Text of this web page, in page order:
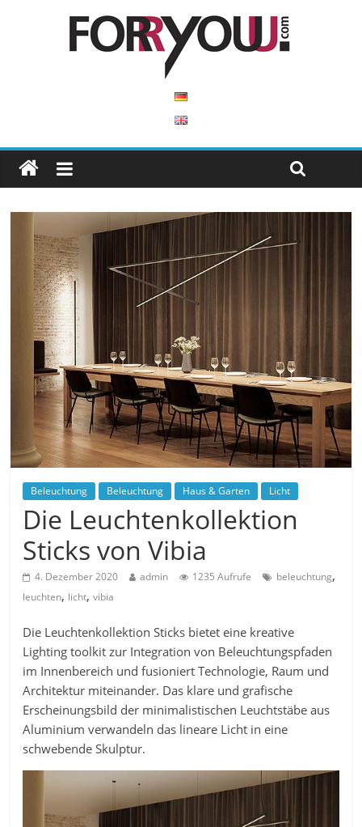
Beleuchtung Beleuchtung Haus & Garten Licht
Die Leuchtenkollektion
Sticks von Vibia
4. Dezember 2020 admin 1235 Aufrufe beleuchtung,
leuchten, licht,vibia
Die Leuchtenkollektion Sticks bietet eine kreative
Lighting toolkit zur Integration von Beleuchtungspfaden
im Innenbereich und fusioniert Technologie, Raum und
Architektur miteinander. Das klare und grafische
Erscheinungsbild der minimalistischen Leuchtstäbe aus
Aluminium verwandeln das lineare Licht in eine
schwebende Skulptur.